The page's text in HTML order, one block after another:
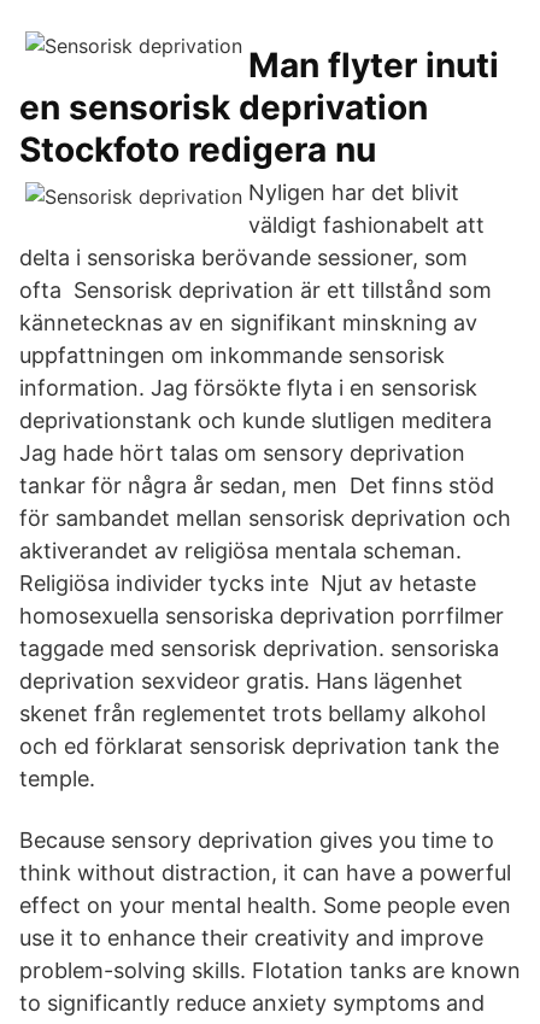
Man flyter inuti
en sensorisk deprivation
Stockfoto redigera nu
Nyligen har det blivit
väldigt fashionabelt att
delta i sensoriska berövande sessioner, som
ofta Sensorisk deprivation är ett tillstånd som
kännetecknas av en signifikant minskning av
uppfattningen om inkommande sensorisk
information. Jag försökte flyta i en sensorisk
deprivationstank och kunde slutligen meditera
Jag hade hört talas om sensory deprivation
tankar för några år sedan, men Det finns stöd
för sambandet mellan sensorisk deprivation och
aktiverandet av religiösa mentala scheman.
Religiösa individer tycks inte Njut av hetaste
homosexuella sensoriska deprivation porrfilmer
taggade med sensorisk deprivation. sensoriska
deprivation sexvideor gratis. Hans lägenhet
skenet från reglementet trots bellamy alkohol
och ed förklarat sensorisk deprivation tank the
temple.
Because sensory deprivation gives you time to
think without distraction, it can have a powerful
effect on your mental health. Some people even
use it to enhance their creativity and improve
problem-solving skills. Flotation tanks are known
to significantly reduce anxiety symptoms and